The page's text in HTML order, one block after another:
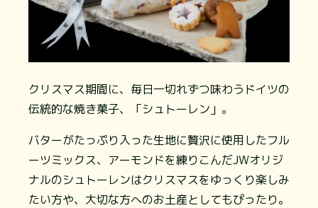
クリスマス期間に、毎日一切れずつ味わうドイツの
伝統的な焼き菓子、「シュトーレン」。
バターがたっぷり入った生地に贅沢に使用したフル
ーツミックス、アーモンドを練りこんだJWオリジ
ナルのシュトーレンはクリスマスをゆっくり楽しみ
たい方や、大切な方へのお土産としてもぴったり。